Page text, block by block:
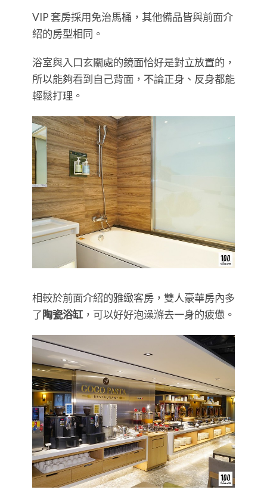
VIP 套房採用免治馬桶，其他備品皆與前面介
紹的房型相同。
浴室與入口玄關處的鏡面恰好是對立放置的，
所以能夠看到自己背面，不論正身、反身都能
輕鬆打理。
相較於前面介紹的雅緻客房，雙人豪華房內多
了 陶瓷浴缸，可以好好泡澡滌去一身的疲憊。